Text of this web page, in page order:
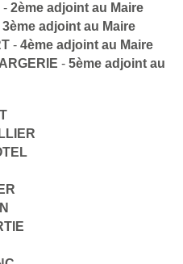
- 2ème adjoint au Maire
3ème adjoint au Maire
- 4ème adjoint au Maire
- 5ème adjoint au